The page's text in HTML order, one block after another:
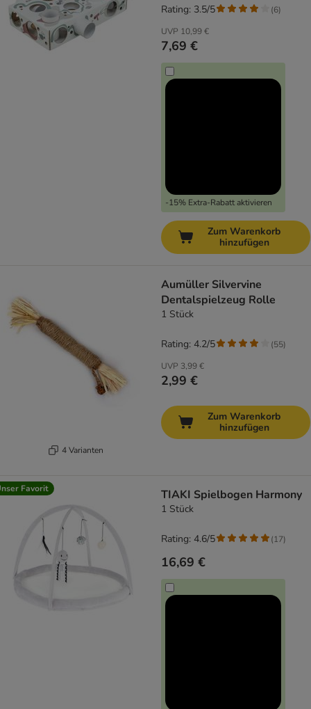
UVP 10,99 €
7,69 €
-15% Extra-Rabatt aktivieren
Rating: 3.5/5 (6)
Zum Warenkorb
hinzufügen
4 Varianten
Aumüller Silvervine
Dentalspielzeug Rolle
1 Stück
UVP 3,99 €
2,99 €
Rating: 4.2/5 (55)
Zum Warenkorb
hinzufügen
Favorit TIAKI Spielbogen Harmony
1 Stück
16,69 €
Rating: 4.6/5 (17)